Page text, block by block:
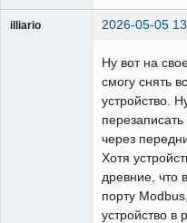
illiario 2026-05-05
Ну вот на
смогу снять
устройство.
через
Хотя
древние, что
порту
устройство в